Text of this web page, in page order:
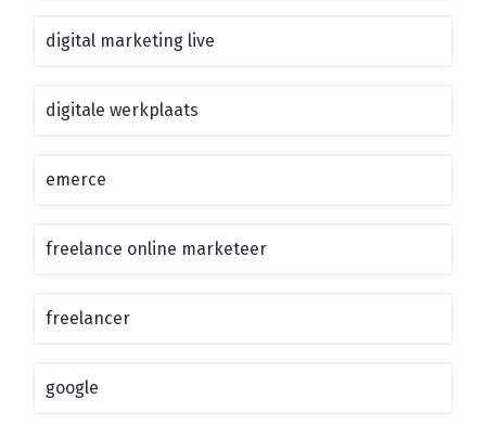
digital marketing live
digitale werkplaats
emerce
freelance online marketeer
freelancer
google